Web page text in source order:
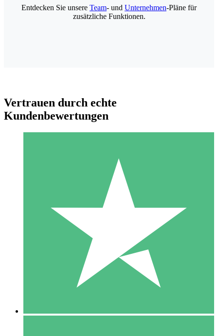
Individuelle Credit-Pakete
Zahlen Sie nach Bedarf mit Download-Credits. Keine
monatliche Verpflichtung erforderlich.
10 00
Entdecken Sie unsere Team- und Unternehmen-Pläne für
zusätzliche Funktionen.
Vertrauen durch echte
Kundenbewertungen